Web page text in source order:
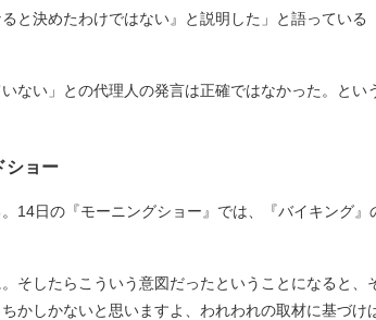
と決めたわけではない』と説明した」と語っている
い」との代理人の発言は正確ではなかった。とい
ショー
日の『モーニングショー』では、『バイキング』
そしたらこういう意図だったということになると、
かしかないと思いますよ、われわれの取材に基づけ